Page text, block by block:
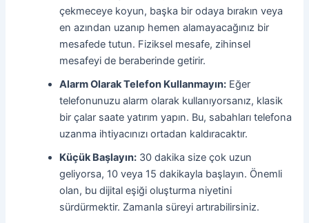
çekmeceye koyun, başka bir odaya bırakın veya
en azından uzanıp hemen alamayacağınız bir
mesafede tutun. Fiziksel mesafe, zihinsel
mesafeyi de beraberinde getirir.
Alarm Olarak Telefon Kullanmayın: Eğer
telefonunuzu alarm olarak kullanıyorsanız, klasik
bir çalar saate yatırım yapın. Bu, sabahları telefona
uzanma ihtiyacınızı ortadan kaldıracaktır.
Küçük Başlayın: 30 dakika size çok uzun
geliyorsa, 10 veya 15 dakikayla başlayın. Önemli
olan, bu dijital eşiği oluşturma niyetini
sürdürmektir. Zamanla süreyi artırabilirsiniz.